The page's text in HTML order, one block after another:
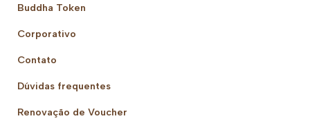
Buddha Token
Corporativo
Contato
Dúvidas frequentes
Renovação de Voucher